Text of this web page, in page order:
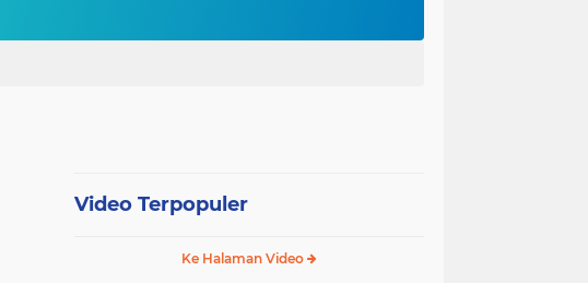
Puluhan Siswa di Jayapura Diduga Keracunan Makanan Program Makan Bergizi Gratis
Video Terpopuler
Ke Halaman Video